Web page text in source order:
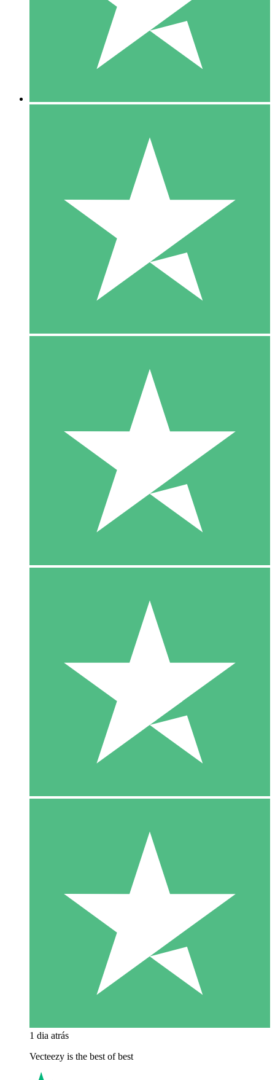
1 dia atrás
Vecteezy is the best of best